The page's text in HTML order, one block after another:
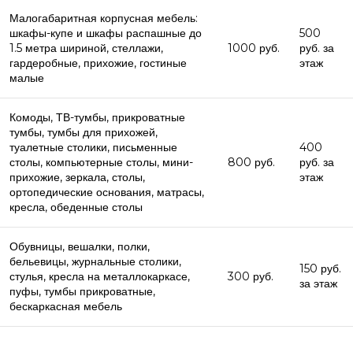
Малогабаритная корпусная мебель:
шкафы-купе и шкафы распашные до
1.5 метра шириной, стеллажи,
гардеробные, прихожие, гостиные
малые
1000 руб.
500
руб. за
этаж
Комоды, ТВ-тумбы, прикроватные
тумбы, тумбы для прихожей,
туалетные столики, письменные
столы, компьютерные столы, мини-
прихожие, зеркала, столы,
ортопедические основания, матрасы,
кресла, обеденные столы
800 руб.
400
руб. за
этаж
Обувницы, вешалки, полки,
бельевицы, журнальные столики,
стулья, кресла на металлокаркасе,
пуфы, тумбы прикроватные,
бескаркасная мебель
300 руб.
150 руб.
за этаж